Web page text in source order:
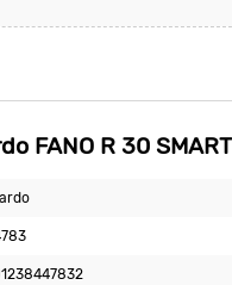
R 30